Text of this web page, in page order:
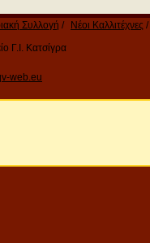
Συλλογή
Νέοι Καλλιτέχνες
Γ.Ι. Κατσίγρα
web.eu